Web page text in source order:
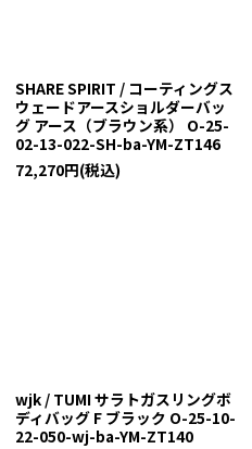
SHARE SPIRIT / コーティングス
ウェードアースショルダーバッ
グ アース（ブラウン系） O-25-
02-13-022-SH-ba-YM-ZT146
72,270円(税込)
wjk / TUMI サラトガスリングボ
ディバッグ F ブラック O-25-10-
22-050-wj-ba-YM-ZT140